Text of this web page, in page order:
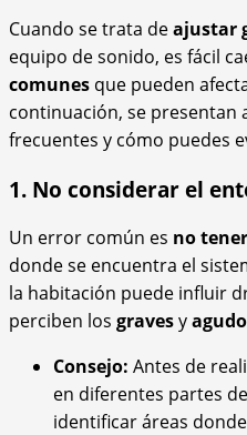
Cuando se trata deajustar
equipo de sonido, es fácil
comunes que pueden
continuación, se presentan
frecuentes y cómo puedes
1. No considerar el
Un error común es no
donde se encuentra el
la habitación puede influir
perciben los gravesy
Consejo: Antes de
en diferentes partes
identificar áreas